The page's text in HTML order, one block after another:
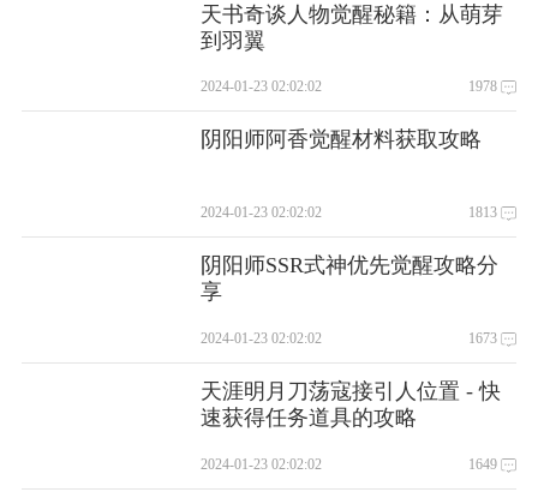
天书奇谈人物觉醒秘籍：从萌芽
到羽翼
2024-01-23 02:02:02 1978
阴阳师阿香觉醒材料获取攻略
2024-01-23 02:02:02 1813
阴阳师SSR式神优先觉醒攻略分
享
2024-01-23 02:02:02 1673
天涯明月刀荡寇接引人位置 - 快
速获得任务道具的攻略
2024-01-23 02:02:02 1649